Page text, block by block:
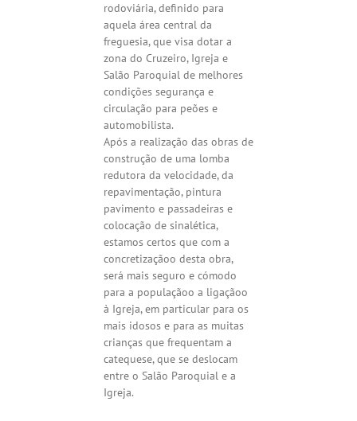
rodoviária, definido para
aquela área central da
freguesia, que visa dotar a
zona do Cruzeiro, Igreja e
Salão Paroquial de melhores
condições segurança e
circulação para peões e
automobilista.
Após a realização das obras de
construção de uma lomba
redutora da velocidade, da
repavimentação, pintura
pavimento e passadeiras e
colocação de sinalética,
estamos certos que com a
concretizaçãoo desta obra,
será mais seguro e cómodo
para a populaçãoo a ligaçãoo
à Igreja, em particular para os
mais idosos e para as muitas
crianças que frequentam a
catequese, que se deslocam
entre o Salão Paroquial e a
Igreja.